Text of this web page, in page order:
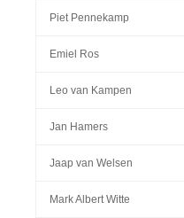
Piet Pennekamp
Emiel Ros
Leo van Kampen
Jan Hamers
Jaap van Welsen
Mark Albert Witte